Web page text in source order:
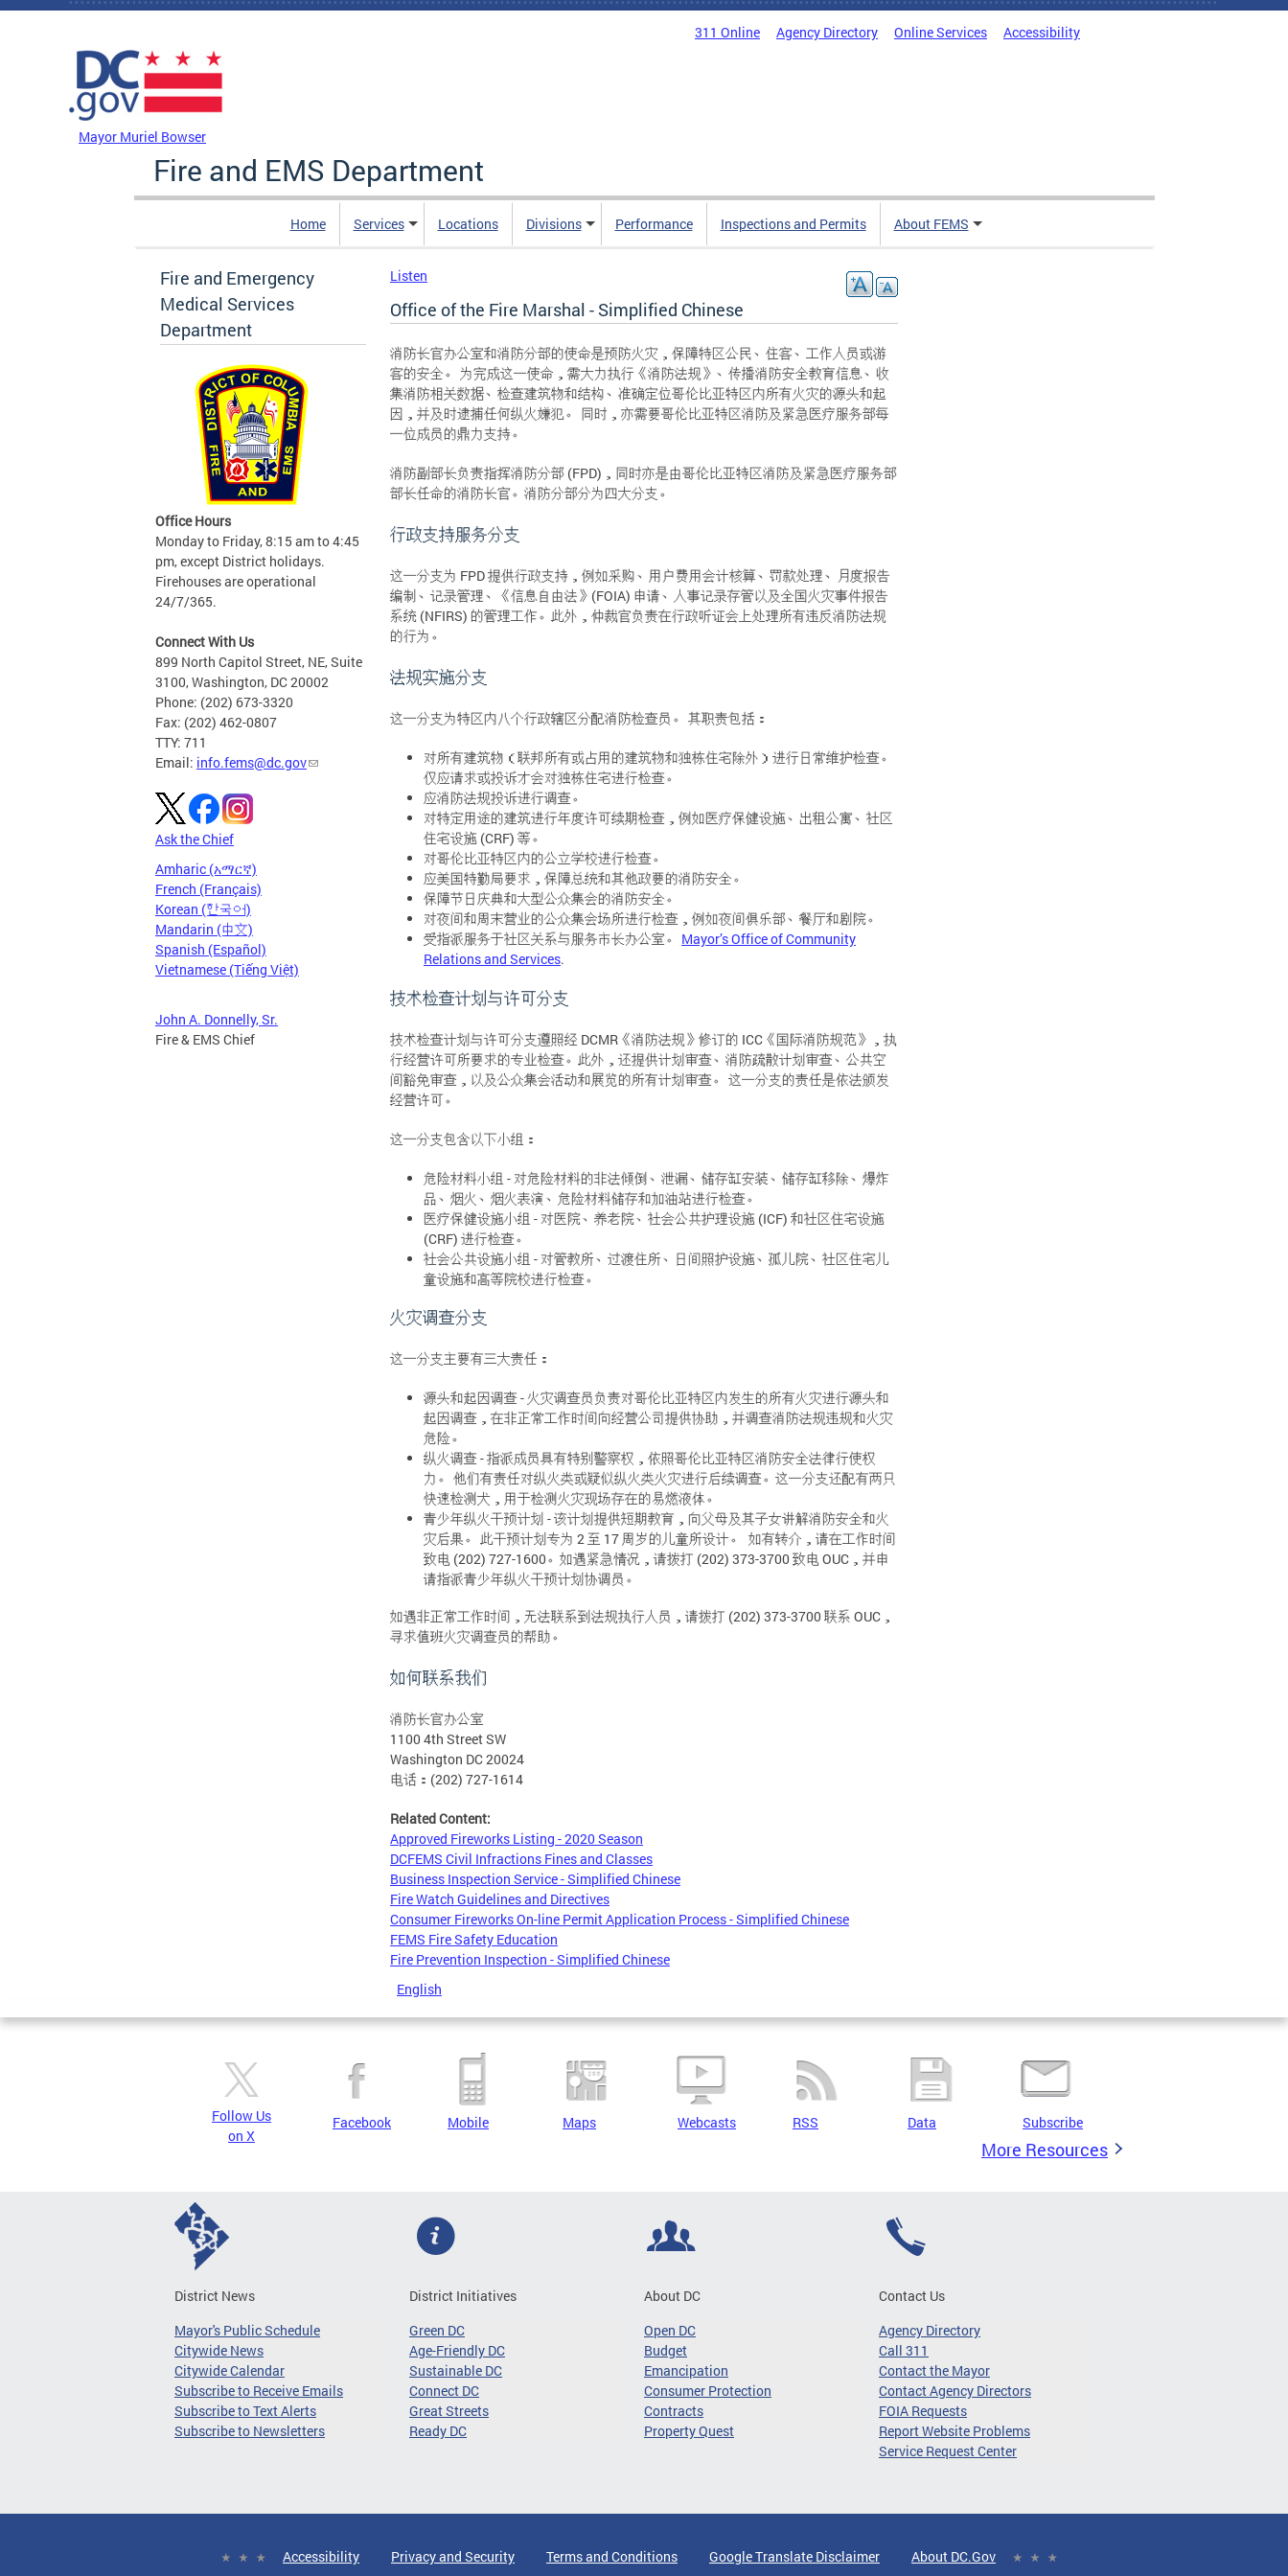
Skip to main content
311 Online Agency Directory Online Services Accessibility
Mayor Muriel Bowser
Fire and EMS Department
Home Services Locations Divisions Performance Inspections and Permits About FEMS
Fire and Emergency
Medical Services
Department
Office Hours
Monday to Friday, 8:15 am to 4:45
pm, except District holidays.
Firehouses are operational
24/7/365.
Connect With Us
899 North Capitol Street, NE, Suite
3100, Washington, DC 20002
Phone: (202) 673-3320
Fax: (202) 462-0807
TTY: 711
Email: info.fems@dc.gov
Ask the Chief
Amharic (አማርኛ)
French (Français)
Korean (한국어)
Mandarin (中文)
Spanish (Español)
Vietnamese (Tiếng Việt)
John A. Donnelly, Sr.
Fire & EMS Chief
Listen
Office of the Fire Marshal - Simplified Chinese
消防长官办公室和消防分部的使命是预防火灾，保障特区公民、住客、工作人员或游
客的安全。 为完成这一使命，需大力执行《消防法规》、传播消防安全教育信息、收
集消防相关数据、检查建筑物和结构、准确定位哥伦比亚特区内所有火灾的源头和起
因，并及时逮捕任何纵火嫌犯。 同时，亦需要哥伦比亚特区消防及紧急医疗服务部每
一位成员的鼎力支持。
消防副部长负责指挥消防分部 (FPD)，同时亦是由哥伦比亚特区消防及紧急医疗服务部
部长任命的消防长官。消防分部分为四大分支。
行政支持服务分支
这一分支为 FPD 提供行政支持，例如采购、用户费用会计核算、罚款处理、月度报告
编制、记录管理、《信息自由法》(FOIA) 申请、人事记录存管以及全国火灾事件报告
系统 (NFIRS) 的管理工作。此外，仲裁官负责在行政听证会上处理所有违反消防法规
的行为。
法规实施分支
这一分支为特区内八个行政辖区分配消防检查员。 其职责包括：
对所有建筑物（联邦所有或占用的建筑物和独栋住宅除外）进行日常维护检查。
仅应请求或投诉才会对独栋住宅进行检查。
应消防法规投诉进行调查。
对特定用途的建筑进行年度许可续期检查，例如医疗保健设施、出租公寓、社区
住宅设施 (CRF) 等。
对哥伦比亚特区内的公立学校进行检查。
应美国特勤局要求，保障总统和其他政要的消防安全。
保障节日庆典和大型公众集会的消防安全。
对夜间和周末营业的公众集会场所进行检查，例如夜间俱乐部、餐厅和剧院。
受指派服务于社区关系与服务市长办公室。 Mayor’s Office of Community
Relations and Services.
技术检查计划与许可分支
技术检查计划与许可分支遵照经 DCMR《消防法规》修订的 ICC《国际消防规范》，执
行经营许可所要求的专业检查。此外，还提供计划审查、消防疏散计划审查、公共空
间豁免审查，以及公众集会活动和展览的所有计划审查。 这一分支的责任是依法颁发
经营许可。
这一分支包含以下小组：
危险材料小组 - 对危险材料的非法倾倒、泄漏、储存缸安装、储存缸移除、爆炸
品、烟火、烟火表演、危险材料储存和加油站进行检查。
医疗保健设施小组 - 对医院、养老院、社会公共护理设施 (ICF) 和社区住宅设施
(CRF) 进行检查。
社会公共设施小组 - 对管教所、过渡住所、日间照护设施、孤儿院、社区住宅儿
童设施和高等院校进行检查。
火灾调查分支
这一分支主要有三大责任：
源头和起因调查 - 火灾调查员负责对哥伦比亚特区内发生的所有火灾进行源头和
起因调查，在非正常工作时间向经营公司提供协助，并调查消防法规违规和火灾
危险。
纵火调查 - 指派成员具有特别警察权，依照哥伦比亚特区消防安全法律行使权
力。 他们有责任对纵火类或疑似纵火类火灾进行后续调查。这一分支还配有两只
快速检测犬，用于检测火灾现场存在的易燃液体。
青少年纵火干预计划 - 该计划提供短期教育，向父母及其子女讲解消防安全和火
灾后果。 此干预计划专为 2 至 17 周岁的儿童所设计。 如有转介，请在工作时间
致电 (202) 727-1600。如遇紧急情况，请拨打 (202) 373-3700 致电 OUC，并申
请指派青少年纵火干预计划协调员。
如遇非正常工作时间，无法联系到法规执行人员，请拨打 (202) 373-3700 联系 OUC，
寻求值班火灾调查员的帮助。
如何联系我们
消防长官办公室
1100 4th Street SW
Washington DC 20024
电话：(202) 727-1614
Related Content:
Approved Fireworks Listing - 2020 Season
DCFEMS Civil Infractions Fines and Classes
Business Inspection Service - Simplified Chinese
Fire Watch Guidelines and Directives
Consumer Fireworks On-line Permit Application Process - Simplified Chinese
FEMS Fire Safety Education
Fire Prevention Inspection - Simplified Chinese
English
Follow Us
on X
Facebook Mobile Maps Webcasts RSS Data Subscribe
More Resources
District News
Mayor's Public Schedule
Citywide News
Citywide Calendar
Subscribe to Receive Emails
Subscribe to Text Alerts
Subscribe to Newsletters
District Initiatives
Green DC
Age-Friendly DC
Sustainable DC
Connect DC
Great Streets
Ready DC
About DC
Open DC
Budget
Emancipation
Consumer Protection
Contracts
Property Quest
Contact Us
Agency Directory
Call 311
Contact the Mayor
Contact Agency Directors
FOIA Requests
Report Website Problems
Service Request Center
Accessibility Privacy and Security Terms and Conditions Google Translate Disclaimer About DC.Gov